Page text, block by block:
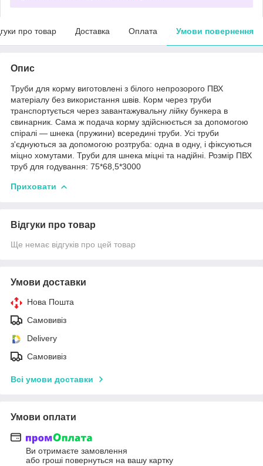
про товар Доставка Оплата Умови повернення
Опис
Труби для корму виготовлені з білого непрозорого ПВХ
матеріалу без використання швів. Корм через труби
транспортується через завантажувальну лійку бункера в
свинарник. Сама ж подача корму здійснюється за допомогою
спіралі — шнека (пружини) всередині труби. Усі труби
з'єднуються за допомогою розтруба: одна в одну, і фіксуються
міцно хомутами. Труби для шнека міцні та надійні. Розмір ПВХ
труб для годування: 75*68,5*3000
Приховати
Відгуки про товар
Ще немає відгуків про цей товар
Умови доставки
Нова Пошта
Самовивіз
Delivery
Самовивіз
Всі умови доставки
Умови оплати
Ви отримаєте замовлення
або гроші повернуться на вашу картку